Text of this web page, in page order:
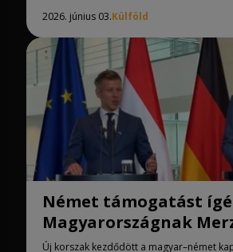
2026. június 03.Külföld
Német támogatást
Magyarországnak
Új korszak kezdődött a magyar–német